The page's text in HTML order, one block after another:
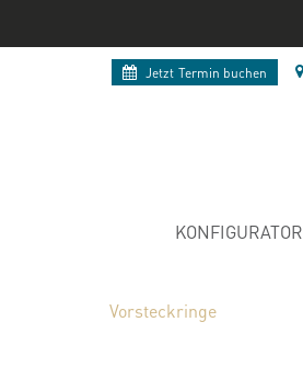
Jetzt Termin buchen
KONFIGURATOR
Vorsteckringe